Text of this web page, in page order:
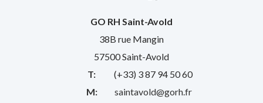
GO RH Saint-Avold
38B rue Mangin
57500 Saint-Avold
T:
(+33) 3 87 94 50 60
M:
saintavold@gorh.fr